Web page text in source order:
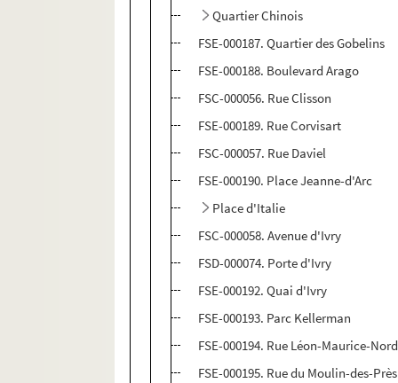
Quartier Chinois
FSE-000187. Quartier des Gobelins
FSE-000188. Boulevard Arago
FSC-000056. Rue Clisson
FSE-000189. Rue Corvisart
FSC-000057. Rue Daviel
FSE-000190. Place Jeanne-d'Arc
Place d'Italie
FSC-000058. Avenue d'Ivry
FSD-000074. Porte d'Ivry
FSE-000192. Quai d'Ivry
FSE-000193. Parc Kellerman
FSE-000194. Rue Léon-Maurice-
FSE-000195. Rue du Moulin-des-Près